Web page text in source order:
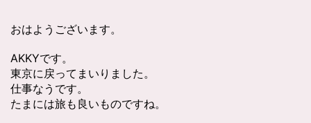
おはようございます。
AKKYです。
東京に戻ってまいりました。
仕事なうです。
たまには旅も良いものですね。